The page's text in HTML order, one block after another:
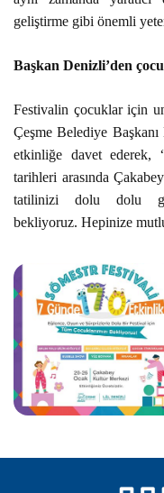
geliştirme gibi önemli
Başkan Denizli’den
Festivalin çocuklar için
Çeşme Belediye
etkinliğe davet ederek,
tarihleri arasında
tatilinizi dolu dolu
bekliyoruz. Hepinize